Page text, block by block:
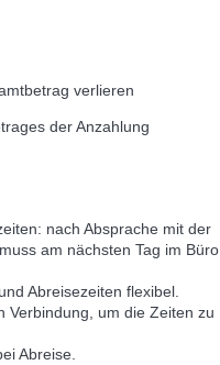
verlieren
der Anzahlung
nach Absprache mit der
am nächsten Tag im Büro
Abreisezeiten flexibel.
Verbindung, um die Zeiten zu
Abreise.